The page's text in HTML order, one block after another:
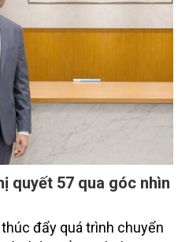
quyết 57 qua góc nhìn
đẩy quá trình chuyển